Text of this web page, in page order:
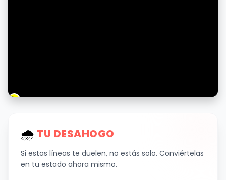
🌧 ️ TU DESAHOGO
Si estas líneas te duelen, no estás solo. Conviértelas
en tu estado ahora mismo.